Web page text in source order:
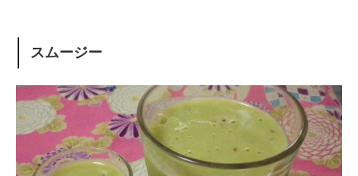
スムージー